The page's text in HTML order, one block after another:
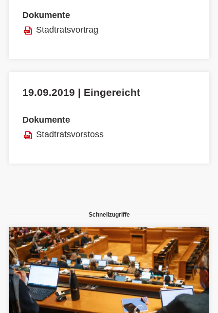
Dokumente
Stadtratsvortrag
19.09.2019 | Eingereicht
Dokumente
Stadtratsvorstoss
Schnellzugriffe